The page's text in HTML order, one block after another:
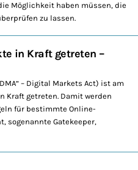
Möglichkeit haben müssen, die
zu lassen.
in Kraft getreten –
– Digital Markets Act) ist am
Kraft getreten. Damit werden
für bestimmte Online-
sogenannte Gatekeeper,